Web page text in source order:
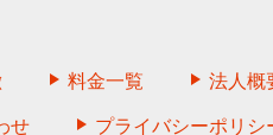
料金一覧 法人概
せ プライバシーポリシ